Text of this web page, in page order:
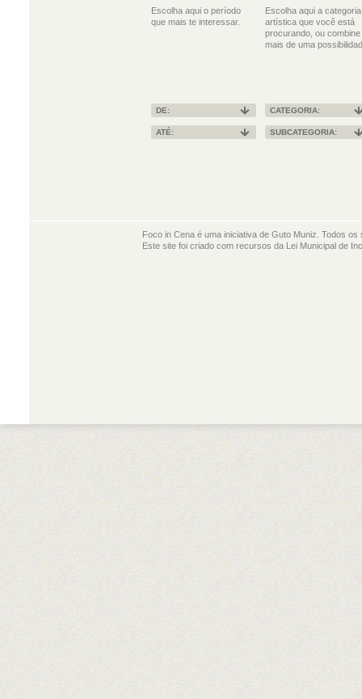
Escolha aqui o período
que mais te interessar.
Escolha aqui a categoria
artística que você está
procurando, ou combine
mais de uma
DE:
ATÉ:
CATEGORIA:
SUBCATEGORIA:
Foco in Cena é uma iniciativa de Guto Muniz. Todos
Este site foi criado com recursos da Lei Municipal de